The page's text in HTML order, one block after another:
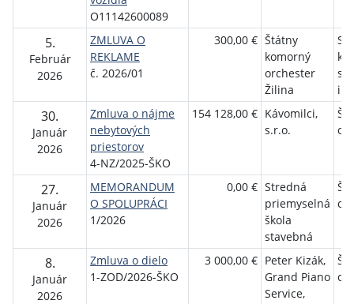
O11142600089
5.
Február
2026
ZMLUVA O
REKLAME
č. 2026/01
300,00 € Štátny
komorný
orchester
Žilina
30.
Január
2026
Zmluva o nájme
nebytových
priestorov
4-NZ/2025-ŠKO
154 128,00 € Kávomilci,
s.r.o.
27.
Január
2026
MEMORANDUM
O SPOLUPRÁCI
1/2026
0,00 € Stredná
priemyselná
škola
stavebná
8.
Január
2026
Zmluva o dielo
1-ZOD/2026-ŠKO
3 000,00 € Peter Kizák,
Grand Piano
Service,